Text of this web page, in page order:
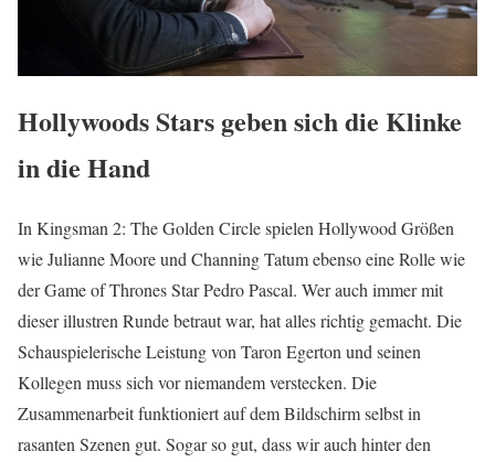
Hollywoods Stars geben sich die Klinke
in die Hand
In Kingsman 2: The Golden Circle spielen Hollywood Größen
wie Julianne Moore und Channing Tatum ebenso eine Rolle wie
der Game of Thrones Star Pedro Pascal. Wer auch immer mit
dieser illustren Runde betraut war, hat alles richtig gemacht. Die
Schauspielerische Leistung von Taron Egerton und seinen
Kollegen muss sich vor niemandem verstecken. Die
Zusammenarbeit funktioniert auf dem Bildschirm selbst in
rasanten Szenen gut. Sogar so gut, dass wir auch hinter den